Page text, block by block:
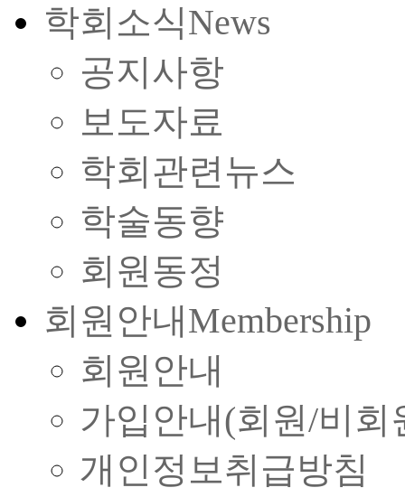
학회소식News
공지사항
보도자료
학회관련뉴스
학술동향
회원동정
회원안내Membership
회원안내
가입안내(회원/비회
개인정보취급방침